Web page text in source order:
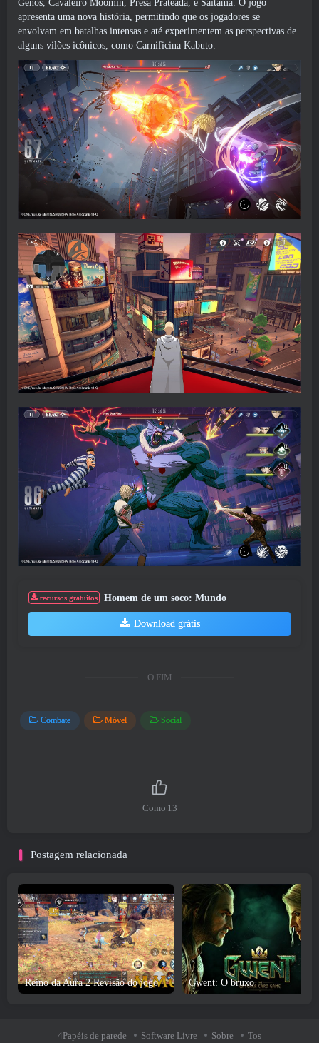
Genos, Cavaleiro Moomin, Presa Prateada, e Saitama. O jogo
apresenta uma nova história, permitindo que os jogadores se
envolvam em batalhas intensas e até experimentem as perspectivas de
alguns vilões icônicos, como Carnificina Kabuto.
recursos gratuitos Homem de um soco: Mundo
Download grátis
O FIM
Combate Móvel Social
Como 13
Postagem relacionada
Reino da Aura 2 Revisão do jogo Gwent: O bruxo
4Papéis de parede Software Livre Sobre Tos